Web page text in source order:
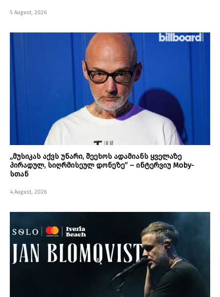
5 August, 2026
„მუსიკას აქვს უნარი, შეეხოს ადამიანს ყველაზე
პირადულ, სიღრმისეულ დონეზე” – ინტერვიუ Moby-
სთან
4 August, 2026